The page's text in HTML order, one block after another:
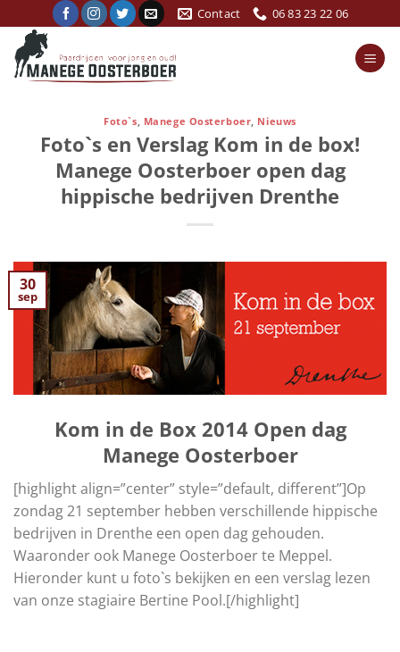
naar
inhoud
Contact 06 83 23 22 06
Foto`s, Manege Oosterboer, Nieuws
Foto`s en Verslag Kom in de box!
Manege Oosterboer open dag
hippische bedrijven Drenthe
30
sep
Kom in de Box 2014 Open dag
Manege Oosterboer
[highlight align=”center” style=”default, different”]Op
zondag 21 september hebben verschillende hippische
bedrijven in Drenthe een open dag gehouden.
Waaronder ook Manege Oosterboer te Meppel.
Hieronder kunt u foto`s bekijken en een verslag lezen
van onze stagiaire Bertine Pool.[/highlight]